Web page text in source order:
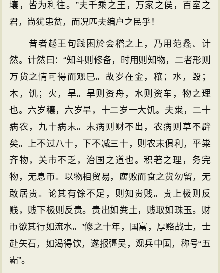
壤，皆为利往。”夫千乘之王，万家之侯，百室之
君，尚犹患贫，而况匹夫编户之民乎！
昔者越王句践困於会稽之上，乃用范蠡、计
然。计然曰：“知斗则修备，时用则知物，二者形则
万货之情可得而观已。故岁在金，穰；水，毁；
木，饥；火，旱。旱则资舟，水则资车，物之理
也。六岁穰，六岁旱，十二岁一大饥。夫粜，二十
病农，九十病末。末病则财不出，农病则草不辟
矣。上不过八十，下不减三十，则农末俱利，平粜
齐物，关市不乏，治国之道也。积著之理，务完
物，无息币。以物相贸易，腐败而食之货勿留，无
敢居贵。论其有馀不足，则知贵贱。贵上极则反
贱，贱下极则反贵。贵出如粪土，贱取如珠玉。财
币欲其行如流水。”修之十年，国富，厚赂战士，士
赴矢石，如渴得饮，遂报彊吴，观兵中国，称号“五
霸”。